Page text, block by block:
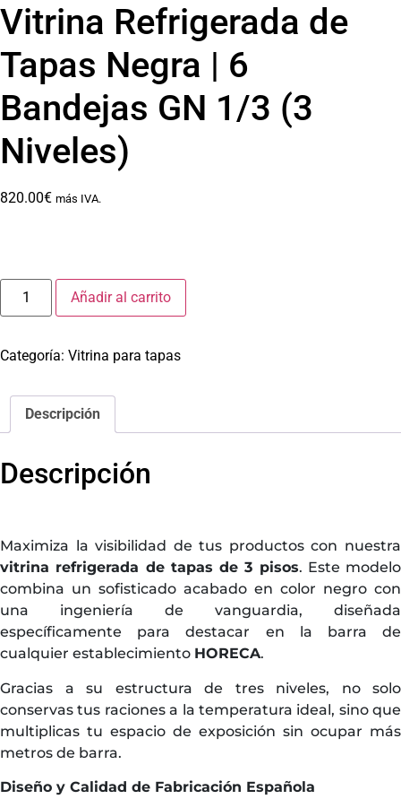
Vitrina Refrigerada de
Tapas Negra | 6
Bandejas GN 1/3 (3
Niveles)
820.00€ más IVA.
Añadir al carrito
Categoría: Vitrina para tapas
Descripción
Descripción
Maximiza la visibilidad de tus productos con nuestra
vitrina refrigerada de tapas de 3 pisos. Este modelo
combina un sofisticado acabado en color negro con
una ingeniería de vanguardia, diseñada
específicamente para destacar en la barra de
cualquier establecimiento HORECA.
Gracias a su estructura de tres niveles, no solo
conservas tus raciones a la temperatura ideal, sino que
multiplicas tu espacio de exposición sin ocupar más
metros de barra.
Diseño y Calidad de Fabricación Española